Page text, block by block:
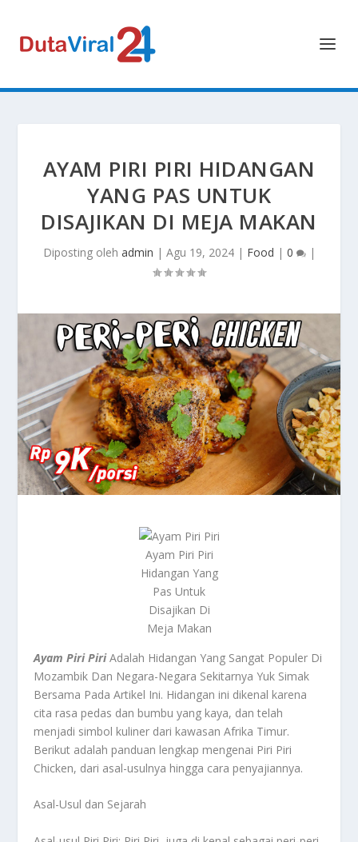
AYAM PIRI PIRI HIDANGAN
YANG PAS UNTUK
DISAJIKAN DI MEJA MAKAN
Diposting oleh admin | Agu 19, 2024| Food | 0 |
Ayam Piri Piri
Hidangan Yang
Pas Untuk
Disajikan Di
Meja Makan
Ayam Piri PiriAdalah Hidangan Yang Sangat Populer Di
Mozambik Dan Negara-Negara Sekitarnya Yuk Simak
Bersama Pada Artikel Ini. Hidangan ini dikenal karena
cita rasa pedas dan bumbu yang kaya, dan telah
menjadi simbol kuliner dari kawasan Afrika Timur.
Berikut adalah panduan lengkap mengenai Piri Piri
Chicken, dari asal-usulnya hingga cara penyajiannya.
Asal-Usul dan Sejarah